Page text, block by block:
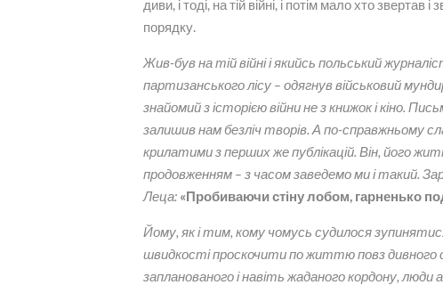
диви, і тоді, на тій війні, і потім мало хто звертав
порядку.
Жив-був на тій війні і якийсь польський
партизанського лісу – одягнув військовий
знайомий з історією війни не з книжок і кіно.
залишив нам безліч творів. А по-справжньому
крилатими з перших же публікацій. Він, його
продовженням – з часом заведемо ми і такий.
Леца: «Пробиваючи стіну лобом, гарненько
Йому, як і тим, кому чомусь судилося
швидкості проскочити по життю повз дивного
запланованого і навіть жаданого кордону,